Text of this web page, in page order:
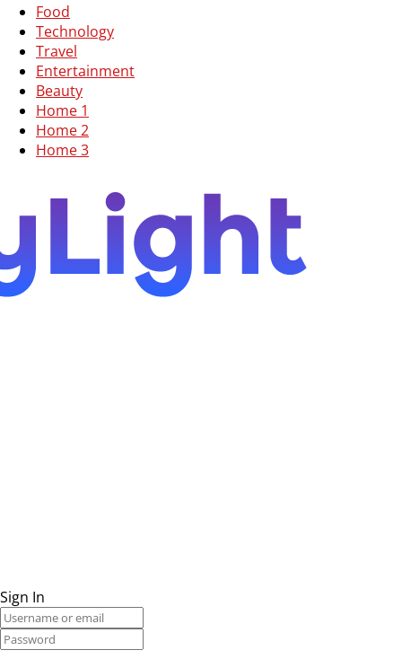
Food
Technology
Travel
Entertainment
Beauty
Home 1
Home 2
Home 3
Sign In